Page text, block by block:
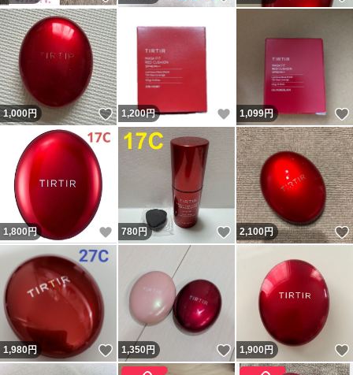
1,000円 いいね！
1,200円 いいね！
1,099円
1,800 円 いいね！
780円 いいね！
2,100円
1,980円 いいね！
1,350円 いいね！
1,900円